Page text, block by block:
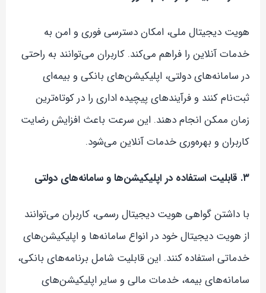
هویت دیجیتال ملی، امکان دسترسی فوری و امن به
خدمات آنلاین را فراهم می‌کند. کاربران می‌توانند به راحتی
در سامانه‌های دولتی، اپلیکیشن‌های بانکی و بیمه‌ای
ثبت‌نام کنند و فرآیندهای پیچیده اداری را در کوتاه‌ترین
زمان ممکن انجام دهند. این سرعت باعث افزایش رضایت
کاربران و بهره‌وری خدمات آنلاین می‌شود.
۳. قابلیت استفاده در اپلیکیشن‌ها و سامانه‌های دولتی
با داشتن گواهی هویت دیجیتال رسمی، کاربران می‌توانند
از هویت دیجیتال خود در انواع سامانه‌ها و اپلیکیشن‌های
خدماتی استفاده کنند. این قابلیت شامل برنامه‌های بانکی،
سامانه‌های بیمه، خدمات مالی و سایر اپلیکیشن‌های